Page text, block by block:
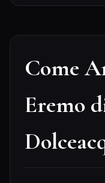
Come
Eremo